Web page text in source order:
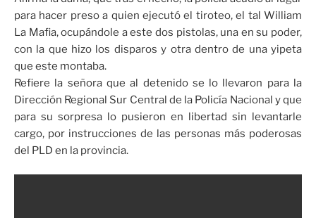
para hacer preso a quien ejecutó el tiroteo, el tal William
La Mafia, ocupándole a este dos pistolas, una en su poder,
con la que hizo los disparos y otra dentro de una yipeta
que este montaba.
Refiere la señora que al detenido se lo llevaron para la
Dirección Regional Sur Central de la Policía Nacional y que
para su sorpresa lo pusieron en libertad sin levantarle
cargo, por instrucciones de las personas más poderosas
del PLD en la provincia.